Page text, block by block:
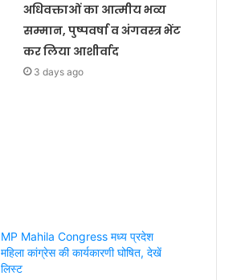
अधिवक्ताओं का आत्मीय भव्य
सम्मान, पुष्पवर्षा व अंगवस्त्र भेंट
कर लिया आशीर्वाद
3 days ago
MP Mahila Congress मध्य प्रदेश
महिला कांग्रेस की कार्यकारणी घोषित, देखें
लिस्ट